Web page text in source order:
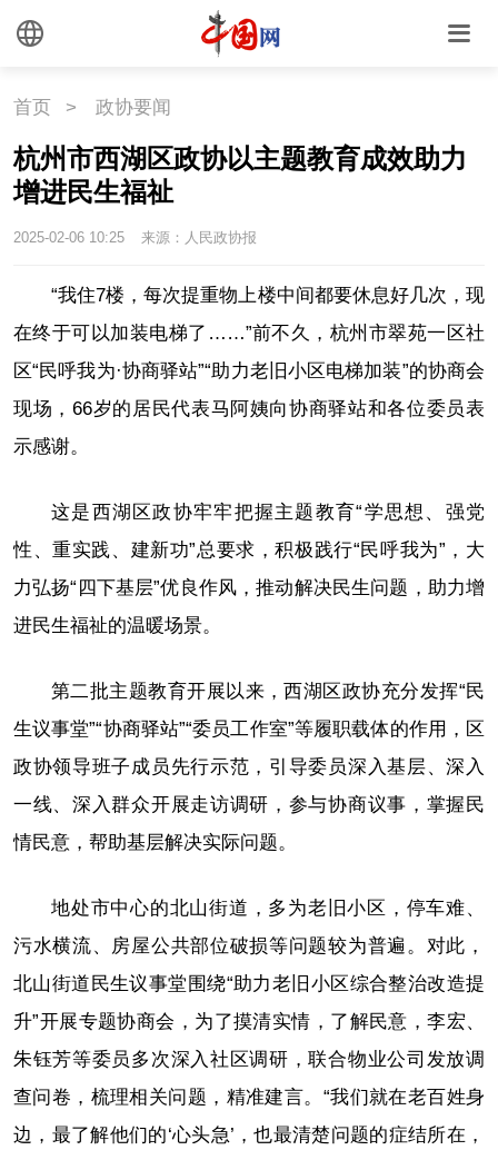
首页 > 政协要闻
杭州市西湖区政协以主题教育成效助力
增进民生福祉
2025-02-06 10:25 来源：人民政协报
“我住7楼，每次提重物上楼中间都要休息好几次，现
在终于可以加装电梯了……”前不久，杭州市翠苑一区社
区“民呼我为·协商驿站”“助力老旧小区电梯加装”的协商会
现场，66岁的居民代表马阿姨向协商驿站和各位委员表
示感谢。
这是西湖区政协牢牢把握主题教育“学思想、强党
性、重实践、建新功”总要求，积极践行“民呼我为”，大
力弘扬“四下基层”优良作风，推动解决民生问题，助力增
进民生福祉的温暖场景。
第二批主题教育开展以来，西湖区政协充分发挥“民
生议事堂”“协商驿站”“委员工作室”等履职载体的作用，区
政协领导班子成员先行示范，引导委员深入基层、深入
一线、深入群众开展走访调研，参与协商议事，掌握民
情民意，帮助基层解决实际问题。
地处市中心的北山街道，多为老旧小区，停车难、
污水横流、房屋公共部位破损等问题较为普遍。对此，
北山街道民生议事堂围绕“助力老旧小区综合整治改造提
升”开展专题协商会，为了摸清实情，了解民意，李宏、
朱钰芳等委员多次深入社区调研，联合物业公司发放调
查问卷，梳理相关问题，精准建言。“我们就在老百姓身
边，最了解他们的‘心头急’，也最清楚问题的症结所在，